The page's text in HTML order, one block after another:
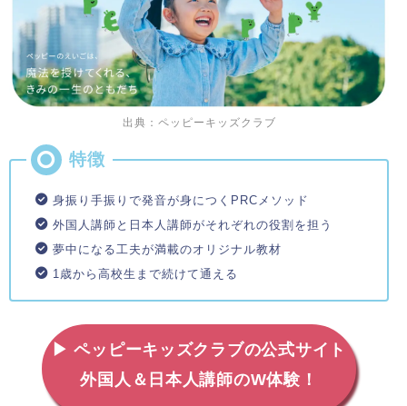
出典：ペッピーキッズクラブ
身振り手振りで発音が身につくPRCメソッド
外国人講師と日本人講師がそれぞれの役割を担う
夢中になる工夫が満載のオリジナル教材
1歳から高校生まで続けて通える
▶ ペッピーキッズクラブの公式サイト
外国人＆日本人講師のW体験！